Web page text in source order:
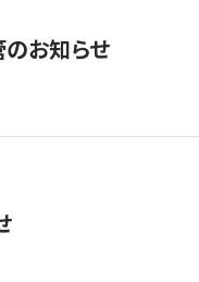
のお知らせ